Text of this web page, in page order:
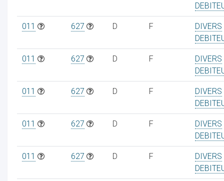
011 627 D F
DIVERS
011 627 D F
DIVERS
011 627 D F
DIVERS
011 627 D F
DIVERS
011 627 D F
DIVERS